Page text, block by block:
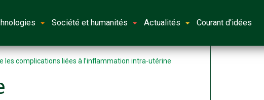
Société et humanités Actualités Courant d'idées
les complications liées à l’inflammation intra-utérine